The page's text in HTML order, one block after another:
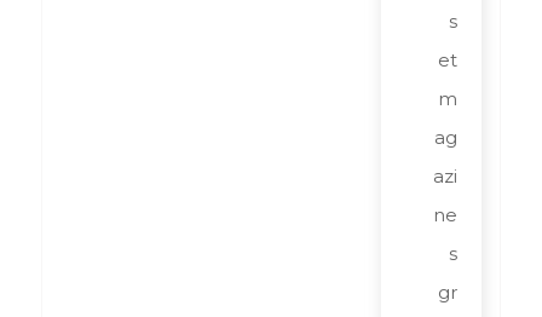
s
et
m
ag
azi
ne
s
gr